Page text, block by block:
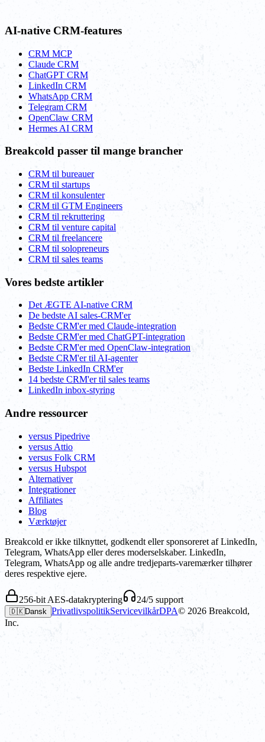
AI-native CRM-features
CRM MCP
Claude CRM
ChatGPT CRM
LinkedIn CRM
WhatsApp CRM
Telegram CRM
OpenClaw CRM
Hermes AI CRM
Breakcold passer til mange brancher
CRM til bureauer
CRM til startups
CRM til konsulenter
CRM til GTM Engineers
CRM til rekruttering
CRM til venture capital
CRM til freelancere
CRM til solopreneurs
CRM til sales teams
Vores bedste artikler
Det ÆGTE AI-native CRM
De bedste AI sales-CRM'er
Bedste CRM'er med Claude-integration
Bedste CRM'er med ChatGPT-integration
Bedste CRM'er med OpenClaw-integration
Bedste CRM'er til AI-agenter
Bedste LinkedIn CRM'er
14 bedste CRM'er til sales teams
LinkedIn inbox-styring
Andre ressourcer
versus Pipedrive
versus Attio
versus Folk CRM
versus Hubspot
Alternativer
Integrationer
Affiliates
Blog
Værktøjer
Breakcold er ikke tilknyttet, godkendt eller sponsoreret af LinkedIn,
Telegram, WhatsApp eller deres moderselskaber. LinkedIn,
Telegram, WhatsApp og alle andre tredjeparts-varemærker tilhører
deres respektive ejere.
256-bit AES-datakryptering 24/5 support
🇩🇰Dansk PrivatlivspolitikServicevilkårDPA© 2026 Breakcold,
Inc.